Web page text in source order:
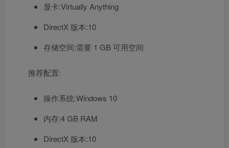
显卡:Virtually Anything
DirectX 版本:10
存储空间:需要 1 GB 可用空间
推荐配置:
操作系统:Windows 10
内存:4 GB RAM
DirectX 版本:10